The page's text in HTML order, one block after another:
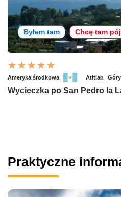
Byłem tam Chcę tam
Ameryka środkowa Atitlan
Wycieczka po San Pedro la
Praktyczne